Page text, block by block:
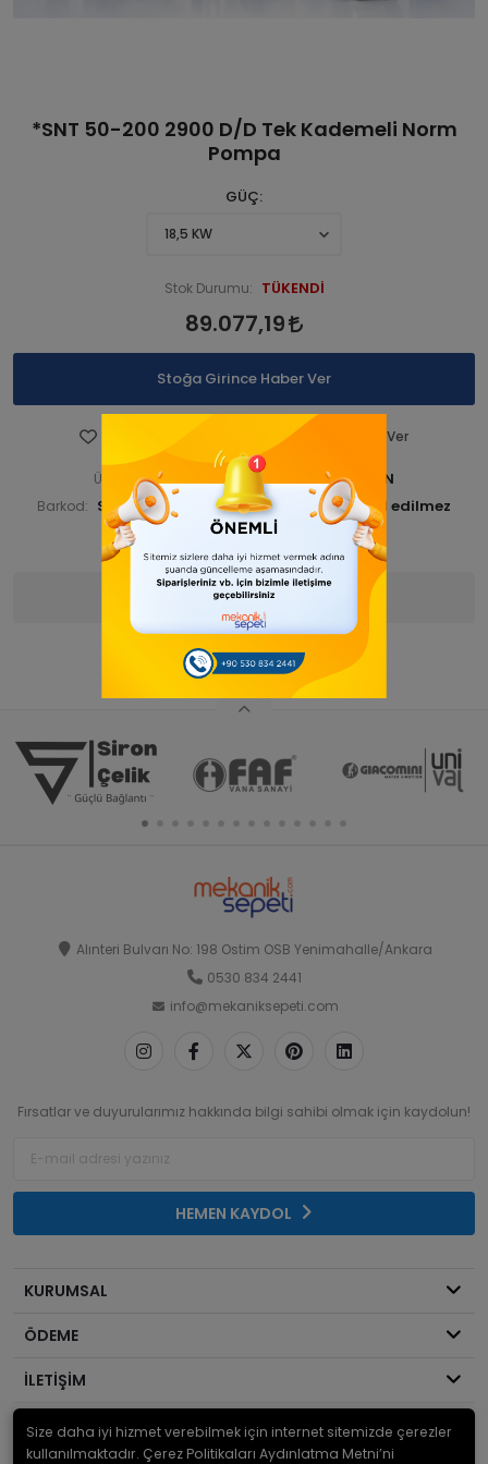
*SNT 50-200 2900 D/D Tek Kademeli Norm
Pompa
GÜÇ
Stok Durumu: TÜKENDİ
89.077,19
Stoğa Girince Haber Ver
Fiyatı Düşünce Haber Ver
Ürün Kodu: STNSNT290 00038-ANAÜRÜN
Barkod: STNSNT29000040 İade Bilgisi:
Ürün Bilgisi Yorumlar
Alınteri Bulvarı No: 198 Ostim OSB Yenimahalle/Ankara
0530 834 2441
info@mekaniksepeti.com
Fırsatlar ve duyurularımız hakkında bilgi sahibi olmak için kaydolun!
HEMEN KAYDOL
KURUMSAL
ÖDEME
İLETİŞİM
© 2026Mekanik Sepeti. Bir Serdaroğlu A.Ş markasıdır ve tüm hakları
saklıdır.
Size daha iyi hizmet verebilmek için internet sitemizde çerezler
kullanılmaktadır. Çerez Politikaları Aydınlatma Metni’ni